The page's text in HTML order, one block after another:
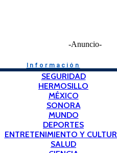
-Anuncio-
Información
SEGURIDAD
HERMOSILLO
MÉXICO
SONORA
MUNDO
DEPORTES
ENTRETENIMIENTO Y
SALUD